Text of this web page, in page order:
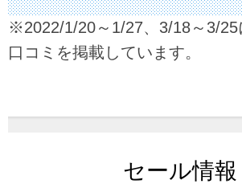
※2022/1/20～1/27、3/18～3/25
口コミを掲載しています。
セール情報